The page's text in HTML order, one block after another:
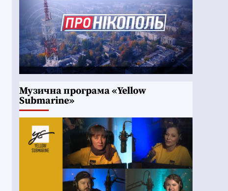
Музична програма «Yellow
Submarine»